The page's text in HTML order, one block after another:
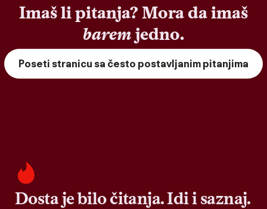
Imaš li pitanja? Mora da imaš
baremjedno.
Poseti stranicu sa često postavljanim pitanjima
Dosta je bilo čitanja. Idi i saznaj.